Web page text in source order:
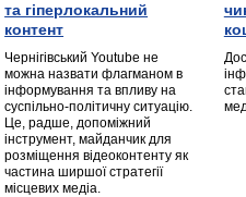
та гіперлокальний
контент
Чернігівський Youtube не
можна назвати флагманом в
інформування та впливу на
суспільно-політичну ситуацію.
Це, радше, допоміжний
інструмент, майданчик для
розміщення відеоконтенту як
частина ширшої стратегії
місцевих медіа.